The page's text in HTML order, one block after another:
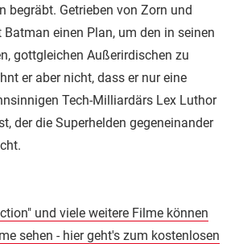
begräbt. Getrieben von Zorn und
einen Plan, um den in seinen
gottgleichen Außerirdischen zu
er aber nicht, dass er nur eine
Tech-Milliardärs Lex Luthor
der die Superhelden gegeneinander
und viele weitere Filme können
sehen - hier geht's zum kostenlosen